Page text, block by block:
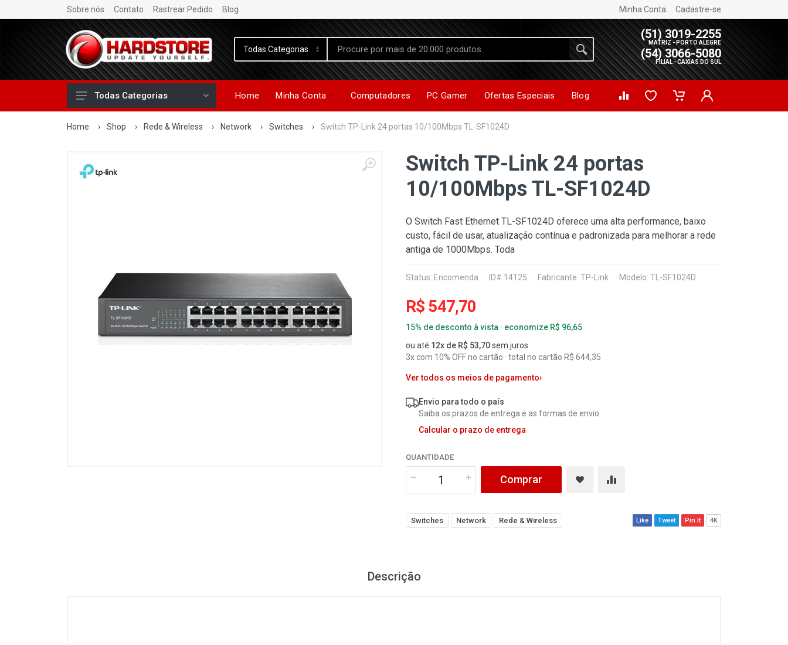
Sobre nós Contato Rastrear Pedido Blog Minha Conta Cadastre-se
(51) 3019-2255
MATRIZ - PORTO ALEGRE
(54) 3066-5080
FILIAL - CAXIAS DO SUL
Todas Categorias Home Minha Conta Computadores PC Gamer Ofertas Especiais Blog
Home › Shop › Rede & Wireless › Network › Switches › Switch TP-Link 24 portas 10/100Mbps TL-SF1024D
Switch TP-Link 24 portas
10/100Mbps TL-SF1024D
O Switch Fast Ethernet TL-SF1024D oferece uma alta performance, baixo
custo, fácil de usar, atualização contínua e padronizada para melhorar a rede
antiga de 1000Mbps. Toda
Status: Encomenda ID# 14125 Fabricante: TP-Link Modelo: TL-SF1024D
R$ 547,70
15% de desconto à vista · economize R$ 96,65
ou até 12x de R$ 53,70sem juros
3x com 10% OFF no cartão · total no cartão R$ 644,35
Ver todos os meios de pagamento›
Envio para todo o país
Saiba os prazos de entrega e as formas de envio.
Calcular o prazo de entrega
QUANTIDADE
Comprar
Switches Network Rede & Wireless Like Tweet Pin It 4K
Descrição